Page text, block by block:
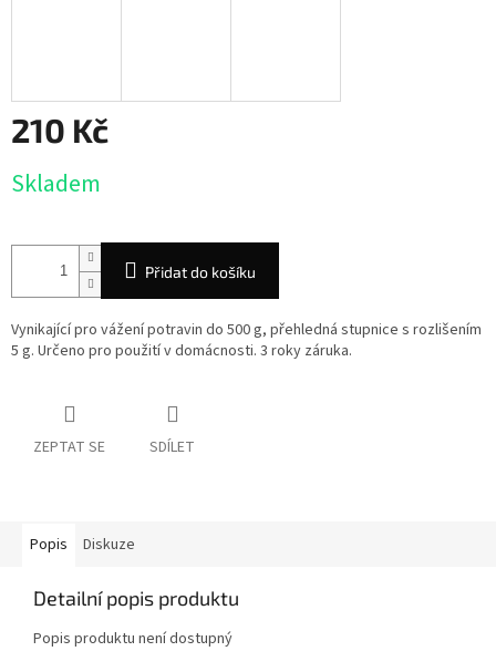
210 Kč
cena:
Skladem
Přidat do košíku
Vynikající pro vážení potravin do 500 g, přehledná stupnice s rozlišením
5 g. Určeno pro použití v domácnosti. 3 roky záruka.
ZEPTAT SE SDÍLET
Popis Diskuze
Detailní popis produktu
Popis produktu není dostupný